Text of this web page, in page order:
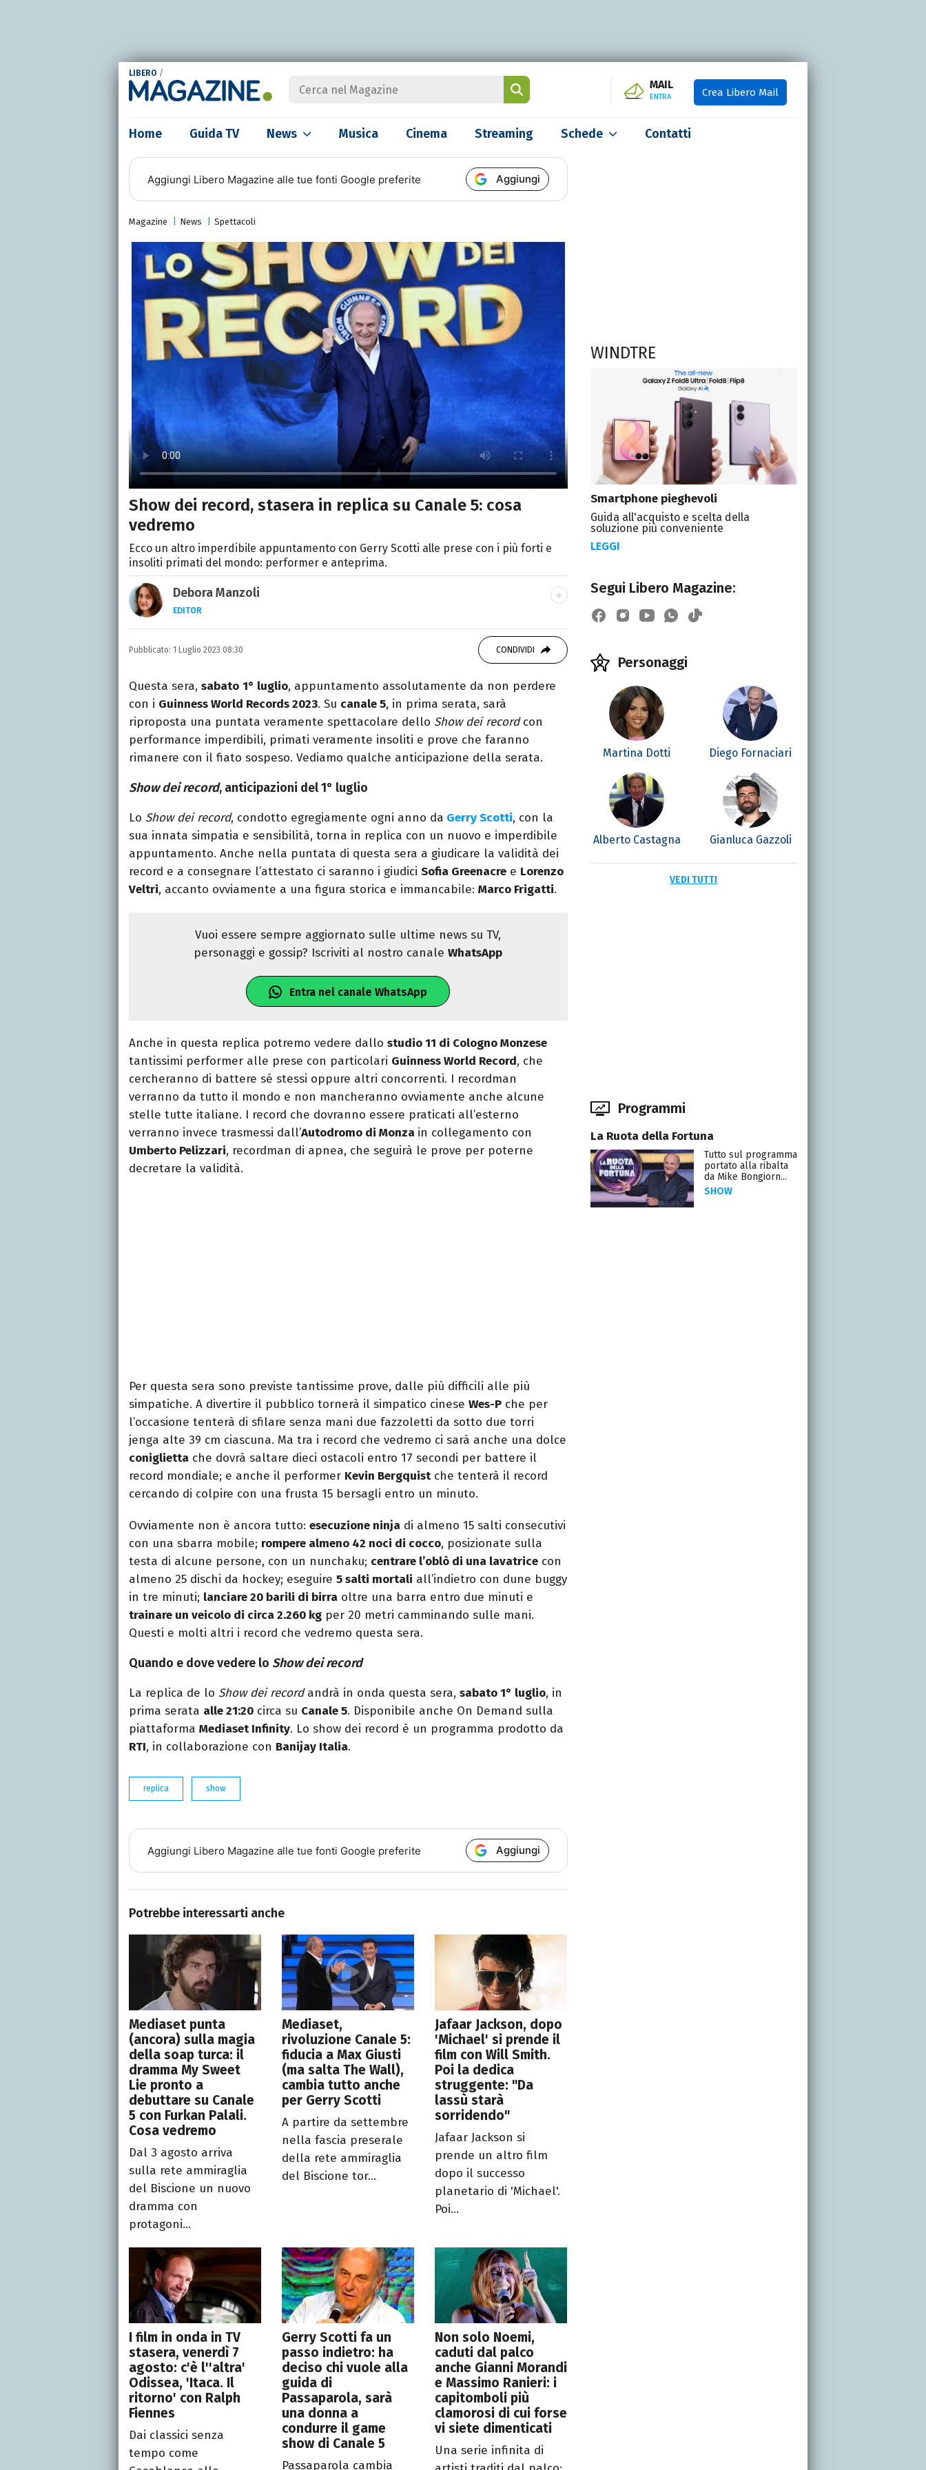
LIBERO /
MAIL
ENTRA Crea Libero Mail
Home Guida TV News Musica Cinema Streaming Schede Contatti
Aggiungi Libero Magazine alle tue fonti Google preferite Aggiungi
Magazine News Spettacoli
Show dei record, stasera in replica su Canale 5: cosa
vedremo
Ecco un altro imperdibile appuntamento con Gerry Scotti alle prese con i più forti e
insoliti primati del mondo: performer e anteprima.
Debora Manzoli
EDITOR
LINKEDIN
INSTAGRAM FACEBOOK SITO
Scrittrice, copywriter, editor e pubblicista mantovana, laureata in
Lettere, Cinema e Tv. Ha due libri all’attivo e ama la scrittura alla
follia.
Pubblicato: 1 Luglio 2023 08:30 CONDIVIDI
Questa sera, sabato 1° luglio, appuntamento assolutamente da non perdere
con i Guinness World Records 2023. Su canale 5, in prima serata, sarà
riproposta una puntata veramente spettacolare dello Show dei recordcon
performance imperdibili, primati veramente insoliti e prove che faranno
rimanere con il fiato sospeso. Vediamo qualche anticipazione della serata.
Show dei record, anticipazioni del 1° luglio
Lo Show dei record, condotto egregiamente ogni anno da Gerry Scotti, con la
sua innata simpatia e sensibilità, torna in replica con un nuovo e imperdibile
appuntamento. Anche nella puntata di questa sera a giudicare la validità dei
record e a consegnare l’attestato ci saranno i giudici Sofia Greenacre e Lorenzo
Veltri, accanto ovviamente a una figura storica e immancabile: Marco Frigatti.
Vuoi essere sempre aggiornato sulle ultime news su TV,
personaggi e gossip? Iscriviti al nostro canaleWhatsApp
Entra nel canale WhatsApp
Anche in questa replica potremo vedere dallo studio 11 di Cologno Monzese
tantissimi performer alle prese con particolari Guinness World Record, che
cercheranno di battere sé stessi oppure altri concorrenti. I recordman
verranno da tutto il mondo e non mancheranno ovviamente anche alcune
stelle tutte italiane. I record che dovranno essere praticati all’esterno
verranno invece trasmessi dall’Autodromo di Monza in collegamento con
Umberto Pelizzari, recordman di apnea, che seguirà le prove per poterne
decretare la validità.
Per questa sera sono previste tantissime prove, dalle più difficili alle più
simpatiche. A divertire il pubblico tornerà il simpatico cinese Wes-P che per
l’occasione tenterà di sfilare senza mani due fazzoletti da sotto due torri
jenga alte 39 cm ciascuna. Ma tra i record che vedremo ci sarà anche una dolce
coniglietta che dovrà saltare dieci ostacoli entro 17 secondi per battere il
record mondiale; e anche il performer Kevin Bergquistche tenterà il record
cercando di colpire con una frusta 15 bersagli entro un minuto.
Ovviamente non è ancora tutto: esecuzione ninja di almeno 15 salti consecutivi
con una sbarra mobile; rompere almeno 42 noci di cocco, posizionate sulla
testa di alcune persone, con un nunchaku; centrare l’oblò di una lavatrice con
almeno 25 dischi da hockey; eseguire 5 salti mortali all’indietro con dune buggy
in tre minuti; lanciare 20 barili di birra oltre una barra entro due minuti e
trainare un veicolo di circa 2.260 kg per 20 metri camminando sulle mani.
Questi e molti altri i record che vedremo questa sera.
Quando e dove vedere lo Show dei record
La replica de lo Show dei recordandrà in onda questa sera, sabato 1° luglio, in
prima serata alle 21:20 circa su Canale 5. Disponibile anche On Demand sulla
piattaforma Mediaset Infinity. Lo show dei record è un programma prodotto da
RTI, in collaborazione con Banijay Italia.
replica show
Aggiungi Libero Magazine alle tue fonti Google preferite Aggiungi
Potrebbe interessarti anche
Mediaset punta
(ancora) sulla magia
della soap turca: il
dramma My Sweet
Lie pronto a
debuttare su Canale
5 con Furkan Palali.
Cosa vedremo
Dal 3 agosto arriva
sulla rete ammiraglia
del Biscione un nuovo
dramma con
protagoni...
Mediaset,
rivoluzione Canale 5:
fiducia a Max Giusti
(ma salta The Wall),
cambia tutto anche
per Gerry Scotti
A partire da settembre
nella fascia preserale
della rete ammiraglia
del Biscione tor...
Jafaar Jackson, dopo
'Michael' si prende il
film con Will Smith.
Poi la dedica
struggente: "Da
lassù starà
sorridendo"
Jafaar Jackson si
prende un altro film
dopo il successo
planetario di 'Michael'.
Poi...
I film in onda in TV
stasera, venerdì 7
agosto: c'è l''altra'
Odissea, 'Itaca. Il
ritorno' con Ralph
Fiennes
Dai classici senza
tempo come
Gerry Scotti fa un
passo indietro: ha
deciso chi vuole alla
guida di
Passaparola, sarà
una donna a
condurre il game
show di Canale 5
Passaparola cambia
Non solo Noemi,
caduti dal palco
anche Gianni Morandi
e Massimo Ranieri: i
capitomboli più
clamorosi di cui forse
vi siete dimenticati
Una serie infinita di
WINDTRE
Smartphone pieghevoli
Guida all'acquisto e scelta della
soluzione più conveniente
LEGGI
Segui Libero Magazine:
Personaggi
Martina Dotti Diego Fornaciari
Alberto Castagna Gianluca Gazzoli
VEDI TUTTI
Programmi
La Ruota della Fortuna
Tutto sul programma
portato alla ribalta
da Mike Bongiorn...
SHOW